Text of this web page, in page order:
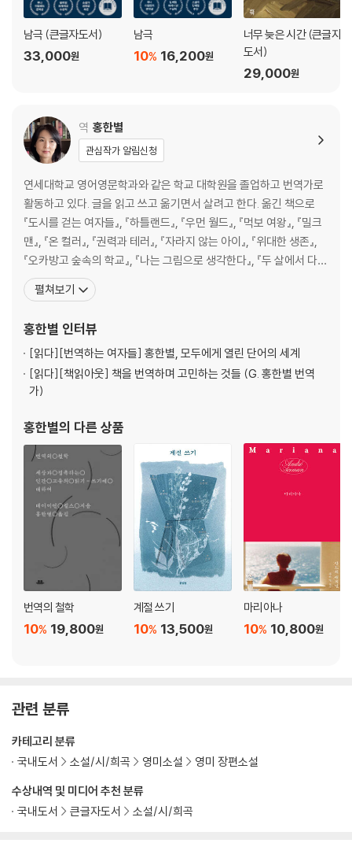
남극 (큰글자도서)
33,000원
남극
16,200원
10%
너무 늦은 시간 (큰글자
도서)
29,000원
역 홍한별
관심작가 알림신청
연세대학교 영어영문학과와 같은 학교 대학원을 졸업하고 번역가로
활동하고 있다. 글을 읽고 쓰고 옮기면서 살려고 한다. 옮긴 책으로
『도시를 걷는 여자들』, 『하틀랜드』, 『우먼 월드』, 『먹보 여왕』, 『밀크
맨』, 『온 컬러』, 『권력과 테러』, 『자라지 않는 아이』, 『위대한 생존』,
『오카방고 숲속의 학교』, 『나는 그림으로 생각한다』, 『두 살에서 다섯
살까지』, 『나무소녀』, 『네모난 못』, 『자유 방목 아이들』, 『밴버드의 어
리석음』, 『식스펜스 하우스,』 『토머스 페인 유골 분실 사건』, 『히치콕
펼쳐보기
홍한별 인터뷰
[읽다][번역하는 여자들] 홍한별, 모두에게 열린 단어의 세계
[읽다][책읽아웃] 책을 번역하며 고민하는 것들 (G. 홍한별 번역
가)
홍한별의 다른 상품
번역의 철학
19,800원
10%
계절 쓰기
13,500원
10%
마리아나
10,800원
10%
관련 분류
수상내역 및 미디어 추천 분류
국내도서
큰글자도서 소설/시/희곡
카테고리 분류
국내도서
소설/시/희곡 영미소설 영미 장편소설